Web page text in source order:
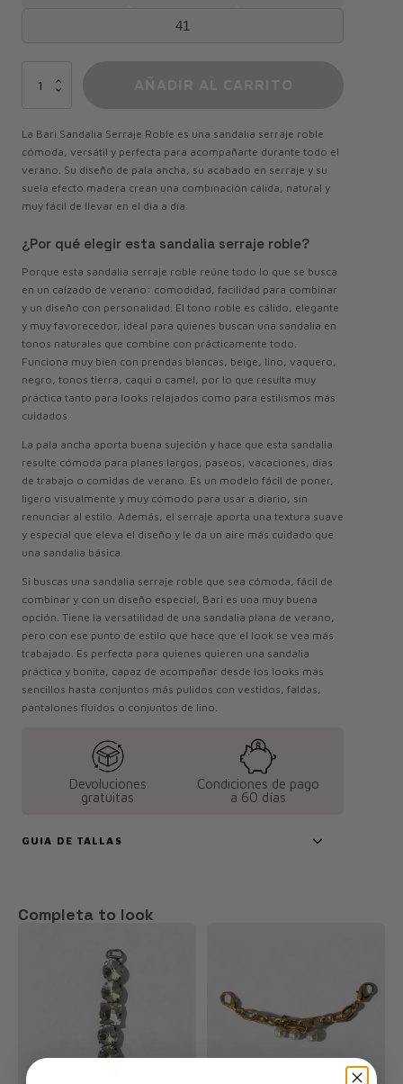
41
Sandalia
Roble
cantidad
La Bari Sandalia Serraje Roble es una sandalia serraje roble
cómoda, versátil y perfecta para acompañarte durante todo el
verano. Su diseño de pala ancha, su acabado en serraje y su
suela efecto madera crean una combinación cálida, natural y
muy fácil de llevar en el día a día.
¿Por qué elegir esta sandalia serraje roble?
Porque esta sandalia serraje roble reúne todo lo que se busca
en un calzado de verano: comodidad, facilidad para combinar
y un diseño con personalidad. El tono roble es cálido, elegante
y muy favorecedor, ideal para quienes buscan una sandalia en
tonos naturales que combine con prácticamente todo.
Funciona muy bien con prendas blancas, beige, lino, vaquero,
negro, tonos tierra, caqui o camel, por lo que resulta muy
práctica tanto para looks relajados como para estilismos más
cuidados.
La pala ancha aporta buena sujeción y hace que esta sandalia
resulte cómoda para planes largos, paseos, vacaciones, días
de trabajo o comidas de verano. Es un modelo fácil de poner,
ligero visualmente y muy cómodo para usar a diario, sin
renunciar al estilo. Además, el serraje aporta una textura suave
y especial que eleva el diseño y le da un aire más cuidado que
una sandalia básica.
Si buscas una sandalia serraje roble que sea cómoda, fácil de
combinar y con un diseño especial, Bari es una muy buena
opción. Tiene la versatilidad de una sandalia plana de verano,
pero con ese punto de estilo que hace que el look se vea más
trabajado. Es perfecta para quienes quieren una sandalia
práctica y bonita, capaz de acompañar desde los looks más
sencillos hasta conjuntos más pulidos con vestidos, faldas,
pantalones fluidos o conjuntos de lino.
Devoluciones
gratuitas
Condiciones de pago
a 60 días
GUIA DE TALLAS
Completa to look